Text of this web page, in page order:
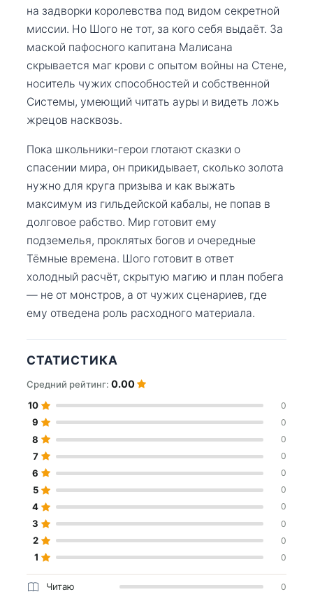
на задворки королевства под видом секретной
миссии. Но Шого не тот, за кого себя выдаёт. За
маской пафосного капитана Малисана
скрывается маг крови с опытом войны на Стене,
носитель чужих способностей и собственной
Системы, умеющий читать ауры и видеть ложь
жрецов насквозь.
Пока школьники-герои глотают сказки о
спасении мира, он прикидывает, сколько золота
нужно для круга призыва и как выжать
максимум из гильдейской кабалы, не попав в
долговое рабство. Мир готовит ему
подземелья, проклятых богов и очередные
Тёмные времена. Шого готовит в ответ
холодный расчёт, скрытую магию и план побега
— не от монстров, а от чужих сценариев, где
ему отведена роль расходного материала.
СТАТИСТИКА
Средний рейтинг: 0.00
10 0
9 0
8 0
7 0
6 0
5 0
4 0
3 0
2 0
1 0
Читаю 0